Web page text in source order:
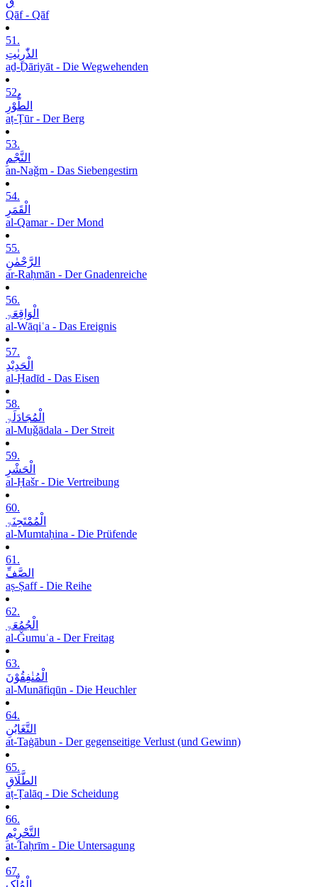
Qāf - Qāf
51.
الذّٰرِیٰتِ
aḏ-Ḏāriyāt - Die Wegwehenden
52.
الطُّوْرِ
aṭ-Ṭūr - Der Berg
53.
النَّجْمِ
an-Naǧm - Das Siebengestirn
54.
الْقَمَرِ
al-Qamar - Der Mond
55.
الرَّحْمٰنِ
ar-Raḥmān - Der Gnadenreiche
56.
الْوَاقِعَۃِ
al-Wāqiʿa - Das Ereignis
57.
الْحَدِیْدِ
al-Ḥadīd - Das Eisen
58.
الْمُجَادَلَۃِ
al-Muǧādala - Der Streit
59.
الْحَشْرِ
al-Ḥašr - Die Vertreibung
60.
الْمُمْتَحِنَۃِ
al-Mumtaḥina - Die Prüfende
61.
الصَّفِّ
aṣ-Ṣaff - Die Reihe
62.
الْجُمُعَۃِ
al-Ǧumuʿa - Der Freitag
63.
الْمُنٰفِقُوْنَ
al-Munāfiqūn - Die Heuchler
64.
التَّغَابُنِ
at-Taġābun - Der gegenseitige Verlust (und Gewinn)
65.
الطَّلَاقِ
aṭ-Ṭalāq - Die Scheidung
66.
التَّحْرِیْمِ
at-Taḥrīm - Die Untersagung
67.